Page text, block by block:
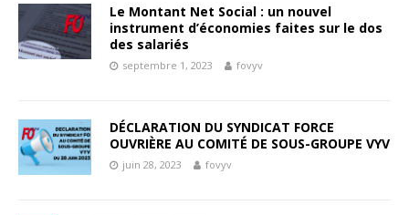
Le Montant Net Social : un nouvel
instrument d’économies faites sur le dos
des salariés
septembre 1, 2023 fovyv
DÉCLARATION DU SYNDICAT FORCE
OUVRIÈRE AU COMITÉ DE SOUS-GROUPE VYV
juin 28, 2023 fovyv